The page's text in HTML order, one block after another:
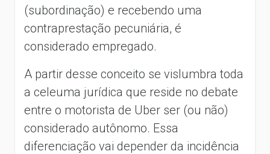
(subordinação) e recebendo uma
contraprestação pecuniária, é
considerado empregado.
A partir desse conceito se vislumbra toda
a celeuma jurídica que reside no debate
entre o motorista de Uber ser (ou não)
considerado autônomo. Essa
diferenciação vai depender da incidência